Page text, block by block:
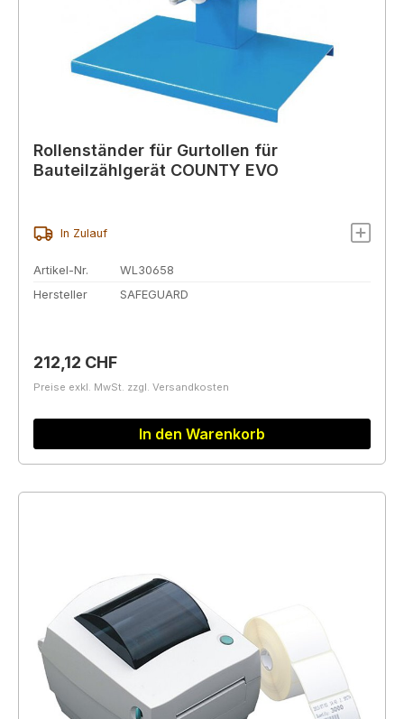
Rollenständer für Gurtollen für
Bauteilzählgerät COUNTY EVO
In Zulauf
Artikel-Nr.
WL30658
Hersteller
SAFEGUARD
Regulärer Preis:
212,12 CHF
Preise exkl. MwSt. zzgl. Versandkosten
In den Warenkorb